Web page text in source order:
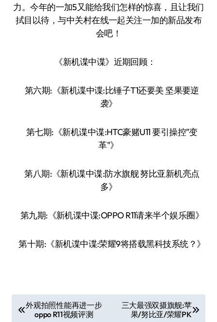
力。今年的一加5又能给我们怎样的惊喜，且让我们
拭目以待，与中关村在线一起关注一加的新品发布
会吧！
《新机谍中谍》近期回顾：
第六期:《新机谍中谍:比锤子T1还要美 坚果要逆
袭》
第七期:《新机谍中谍:HTC豪赌U11 要引操控"变
革"》
第八期:《新机谍中谍:防水旗舰 努比亚新机亮点
多》
第九期:《新机谍中谍:OPPO R11请来半个娱乐圈》
第十期:《新机谍中谍:荣耀9将搭载黑科技系统？》
章
外观拍照性能再进一步
oppo R11视频评测
三大最强双摄旗舰:苹
果/努比亚/荣耀PK